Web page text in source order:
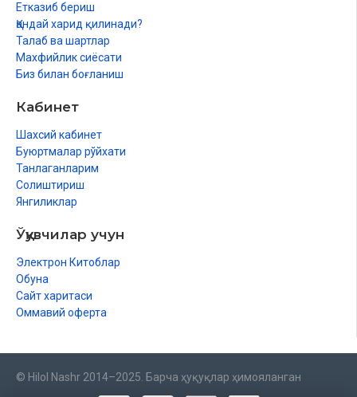
Етказиб бериш
Қандай харид қилинади?
Талаб ва шартлар
Махфийлик сиёсати
Биз билан боғланиш
Кабинет
Шахсий кабинет
Буюртмалар рўйхати
Танлаганларим
Солиштириш
Янгиликлар
Ўқувчилар учун
Электрон Китоблар
Обуна
Сайт харитаси
Оммавий оферта
© Hilol Nashr 2014–2025. Барча ҳуқуқлар ҳимояланган